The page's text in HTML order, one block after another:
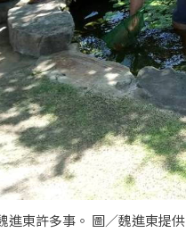
進東許多事。 圖／魏進東提供